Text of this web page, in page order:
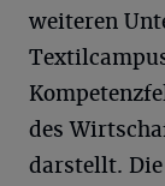
weiteren
des
darstellt.